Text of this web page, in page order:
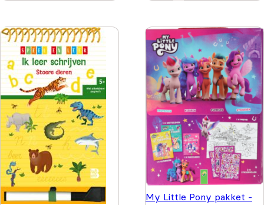
My Little Pony pakket -